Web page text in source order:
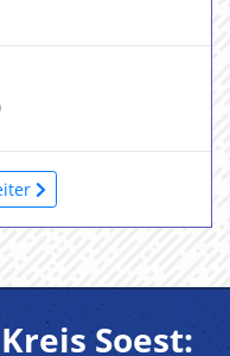
Soest: